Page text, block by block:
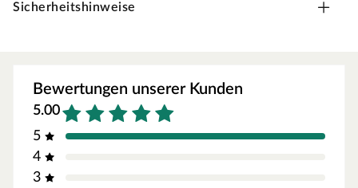
Hohe Elastizität
Witterungsresistent
Für Außen- und Innenbereich
Stärke: 17 mm
Größe: 60 x 90 cm / 90 x 150 cm
Schwarz
Sicherheitshinweise
Bewertungen unserer Kunden
5.00
5
4
3